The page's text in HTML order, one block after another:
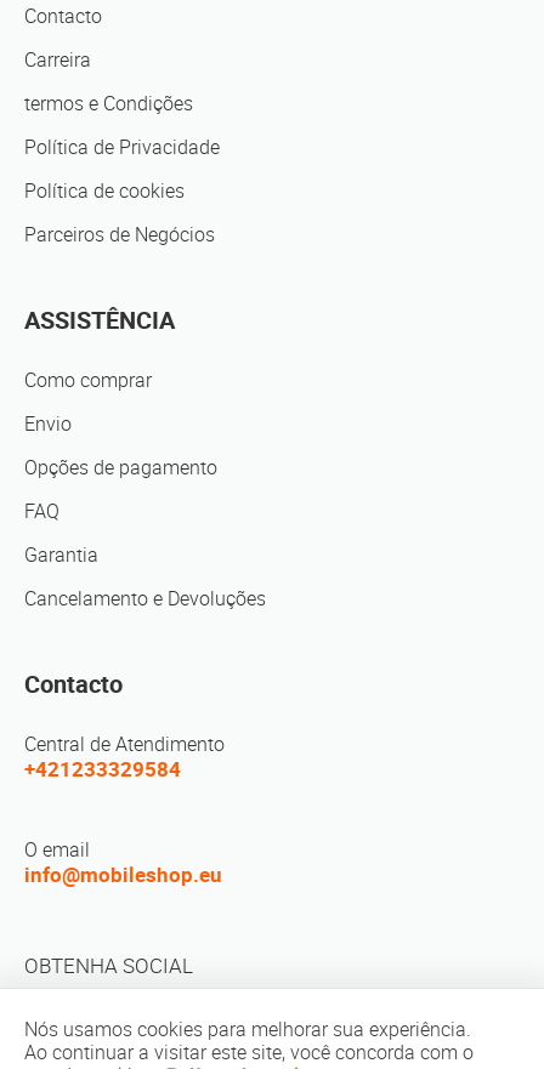
Contacto
Carreira
termos e Condições
Política de Privacidade
Política de cookies
Parceiros de Negócios
ASSISTÊNCIA
Como comprar
Envio
Opções de pagamento
FAQ
Garantia
Cancelamento e Devoluções
Contacto
Central de Atendimento
+421233329584
O email
info@mobileshop.eu
OBTENHA SOCIAL
Nós usamos cookies para melhorar sua experiência.
Ao continuar a visitar este site, você concorda com o